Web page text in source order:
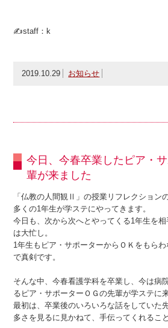
✍staff：k
2019.10.29 お知らせ
今日、今春卒業したピア・
輩が来ました
「仏教の人間観Ⅱ」の授業リフレクション
多くの1年生が学ステにやってきます。
今日も、次から次へとやってくる1年生を
は大忙し。
1年生もピア・サポーターからＯＫをもら
で真剣です。
そんな中、今春看護学科を卒業し、今は病
るピア・サポーターＯＧの先輩が学ステに
最初は、卒業後のいろいろな話をしていた
多さを見るに見かねて、手伝ってくれるこ